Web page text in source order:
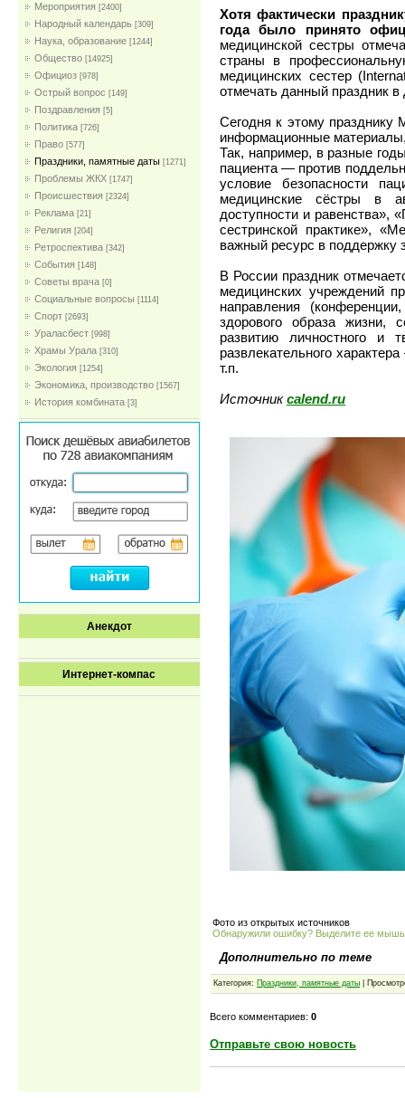
Мероприятия [2400]
Народный календарь [309]
Наука, образование [1244]
Общество [14925]
Официоз [978]
Острый вопрос [149]
Поздравления [5]
Политика [726]
Право [577]
Праздники, памятные даты [1271]
Проблемы ЖКХ [1747]
Проиcшествия [2324]
Реклама [21]
Религия [204]
Ретроспектива [342]
События [148]
Советы врача [0]
Социальные вопросы [1114]
Спорт [2693]
Ураласбест [998]
Храмы Урала [310]
Экология [1254]
Экономика, производство [1567]
История комбината [3]
Анекдот
Интернет-компас
Хотя фактически
года было принято
медицинской сестры
страны в
медицинских сестер
отмечать данный праздник
Сегодня к этому празднику
информационные
Так, например, в разные
пациента — против
условие безопасности
медицинские сёстры в
доступности и равенства»,
сестринской практике»,
важный ресурс в поддержку
В России праздник
медицинских учреждений
направления
здорового образа жизни,
развитию личностного и
развлекательного
т.п.
Источникcalend.ru
Фото из открытых источников
Обнаружили ошибку? Выделите ее
Дополнительно по теме
Категория: Праздники, памятные даты |
Всего комментариев: 0
Отправьте свою новость